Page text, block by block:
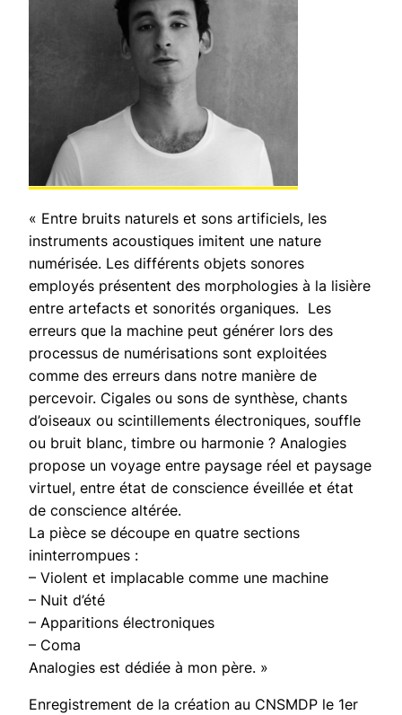
« Entre bruits naturels et sons artificiels, les
instruments acoustiques imitent une nature
numérisée. Les différents objets sonores
employés présentent des morphologies à la lisière
entre artefacts et sonorités organiques. Les
erreurs que la machine peut générer lors des
processus de numérisations sont exploitées
comme des erreurs dans notre manière de
percevoir. Cigales ou sons de synthèse, chants
d’oiseaux ou scintillements électroniques, souffle
ou bruit blanc, timbre ou harmonie ? Analogies
propose un voyage entre paysage réel et paysage
virtuel, entre état de conscience éveillée et état
de conscience altérée.
La pièce se découpe en quatre sections
ininterrompues :
– Violent et implacable comme une machine
– Nuit d’été
– Apparitions électroniques
– Coma
Analogies est dédiée à mon père. »
Enregistrement de la création au CNSMDP le 1er